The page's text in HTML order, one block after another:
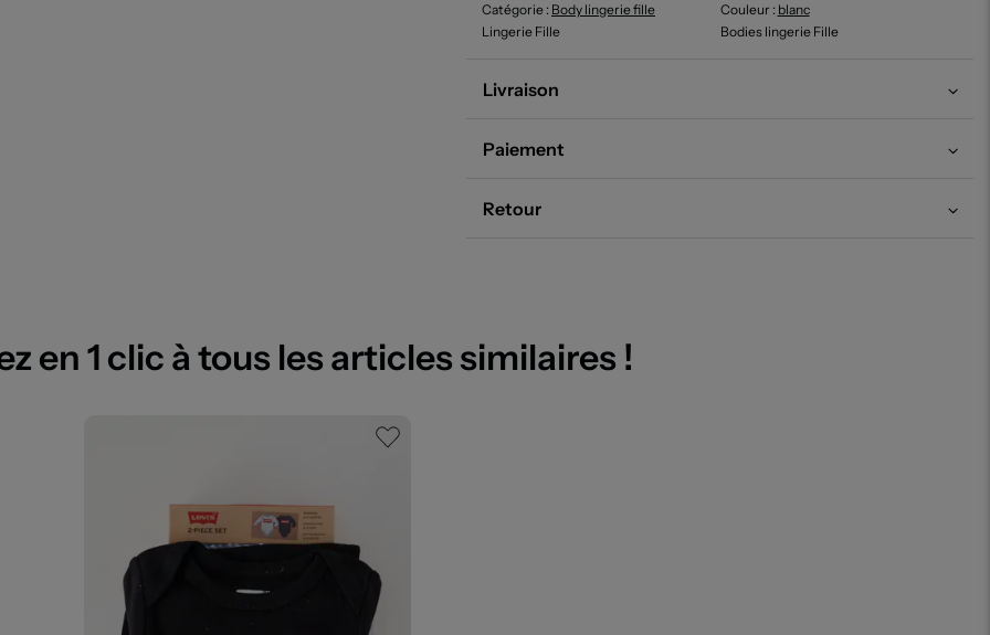
Catégorie : Body lingerie fille Couleur : blanc
Lingerie Fille
Bodies lingerie Fille
Livraison
Paiement
Retour
en 1 clic à tous les articles similaires !